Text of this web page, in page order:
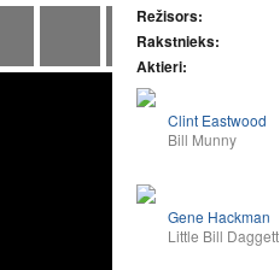
Režisors:
Rakstnieks:
Aktieri:
Clint Eastwood
Bill Munny
Gene Hackman
Little Bill Daggett